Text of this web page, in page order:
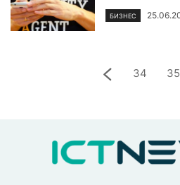
БИЗНЕС
34 35